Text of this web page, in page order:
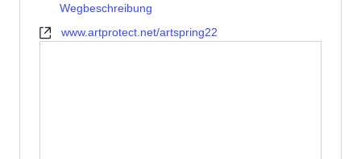
Wegbeschreibung
Webseitewww.artprotect.net/artspring22